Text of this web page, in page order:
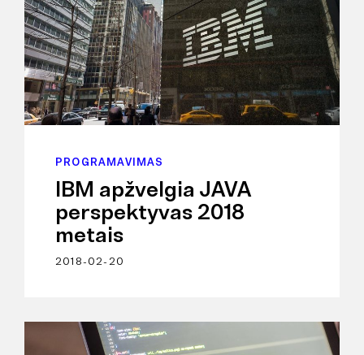
PROGRAMAVIMAS
IBM apžvelgia JAVA
perspektyvas 2018
metais
2018-02-20